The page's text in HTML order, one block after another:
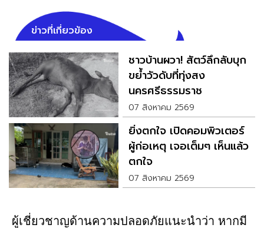
ข่าวที่เกี่ยวข้อง
ชาวบ้านผวา! สัตว์ลึกลับบุก
ขย้ำวัวดับที่ทุ่งสง
นครศรีธรรมราช
07 สิงหาคม 2569
ยิ่งตกใจ เปิดคอมพิวเตอร์
ผู้ก่อเหตุ เจอเต็มๆ เห็นแล้ว
ตกใจ
07 สิงหาคม 2569
ผู้เชี่ยวชาญด้านความปลอดภัยแนะนำว่า หากมี